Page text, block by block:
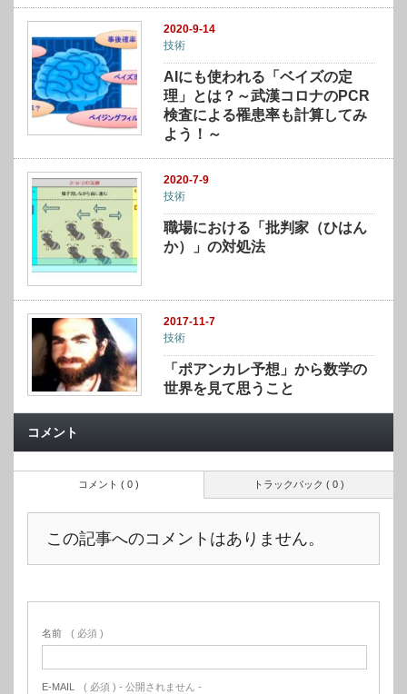
2020-9-14
技術
AIにも使われる「ベイズの定
理」とは？～武漢コロナのPCR
検査による罹患率も計算してみ
よう！～
2020-7-9
技術
職場における「批判家（ひはん
か）」の対処法
2017-11-7
技術
「ポアンカレ予想」から数学の
世界を見て思うこと
コメント
トラックバック ( 0 )
コメント ( 0 )
この記事へのコメントはありません。
名前 ( 必須 )
E-MAIL ( 必須 ) - 公開されません -